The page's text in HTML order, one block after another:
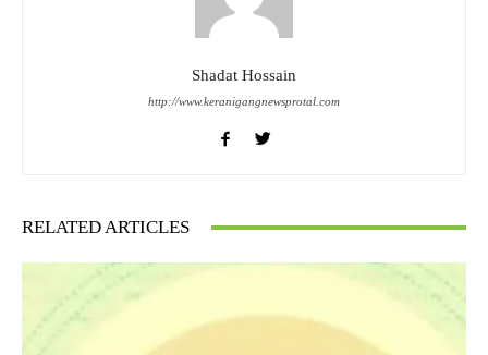
Shadat Hossain
http://www.keranigangnewsprotal.com
RELATED ARTICLES